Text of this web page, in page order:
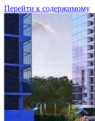
Перейти к содержимому